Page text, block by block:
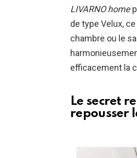
LIVARNO home
de type Velux,
chambre ou le
efficacement la
Le secret
repousser